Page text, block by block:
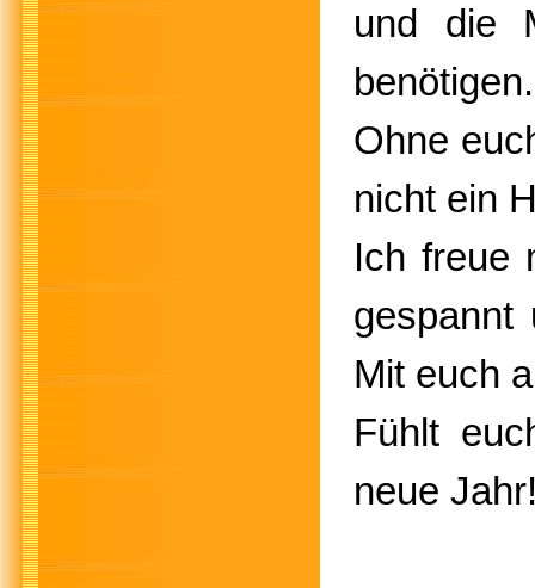
und die
Ohne
nicht ein
Ich freue
gespannt
Mit euch
Fühlt
neue